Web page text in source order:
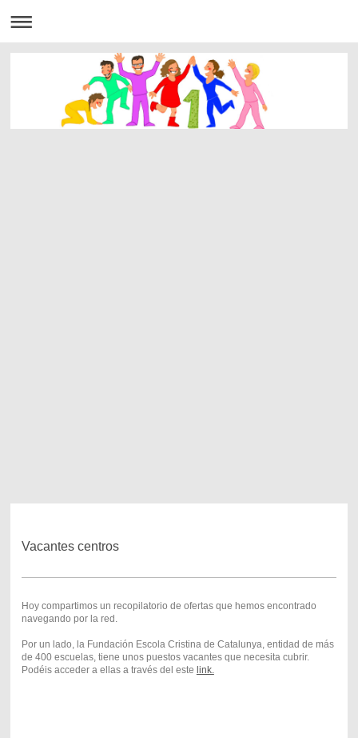
Vacantes centros
Hoy compartimos un recopilatorio de ofertas que hemos encontrado
navegando por la red.
Por un lado, la Fundación Escola Cristina de Catalunya, entidad de más
de 400 escuelas, tiene unos puestos vacantes que necesita cubrir.
Podéis acceder a ellas a través del este link.